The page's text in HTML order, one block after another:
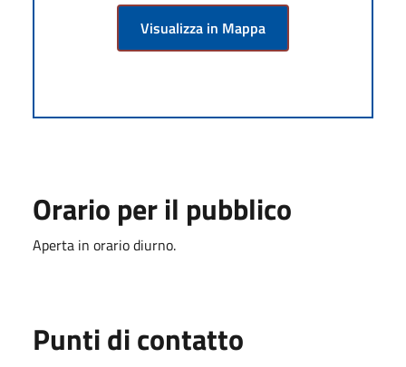
Visualizza in Mappa
Orario per il pubblico
Aperta in orario diurno.
Punti di contatto